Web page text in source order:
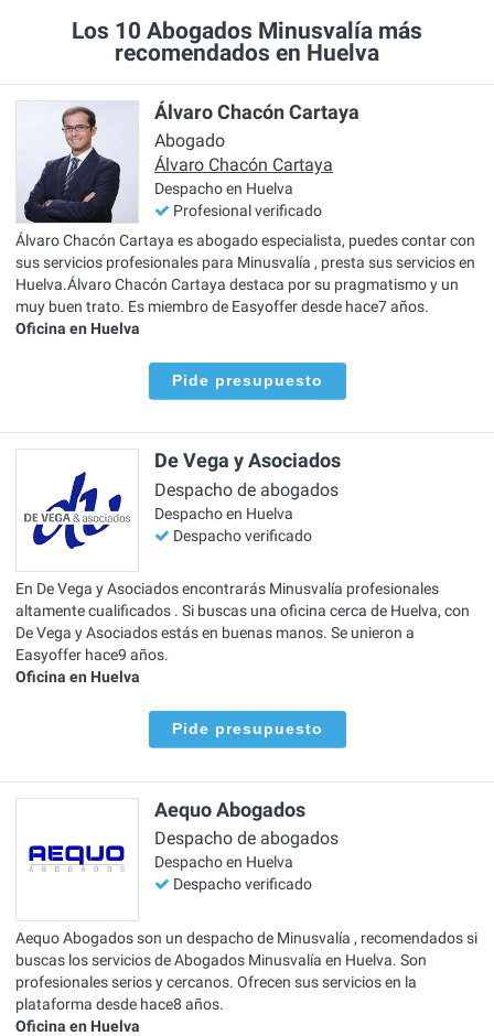
Los 10 Abogados Minusvalía más
recomendados en Huelva
Álvaro Chacón Cartaya
Abogado
Álvaro Chacón Cartaya
Despacho en Huelva
Profesional verificado
Álvaro Chacón Cartaya es abogado especialista, puedes contar con
sus servicios profesionales para Minusvalía , presta sus servicios en
Huelva.Álvaro Chacón Cartaya destaca por su pragmatismo y un
muy buen trato. Es miembro de Easyoffer desde hace7 años.
Oficina en Huelva
Pide presupuesto
De Vega y Asociados
Despacho de abogados
Despacho en Huelva
Despacho verificado
En De Vega y Asociados encontrarás Minusvalía profesionales
altamente cualificados . Si buscas una oficina cerca de Huelva, con
De Vega y Asociados estás en buenas manos. Se unieron a
Easyoffer hace9 años.
Oficina en Huelva
Pide presupuesto
Aequo Abogados
Despacho de abogados
Despacho en Huelva
Despacho verificado
Aequo Abogados son un despacho de Minusvalía , recomendados si
buscas los servicios de Abogados Minusvalía en Huelva. Son
profesionales serios y cercanos. Ofrecen sus servicios en la
plataforma desde hace8 años.
Oficina en Huelva